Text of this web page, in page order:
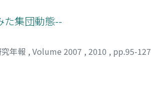
た集団動態--
年報 , Volume 2007 , 2010 , pp.95-127